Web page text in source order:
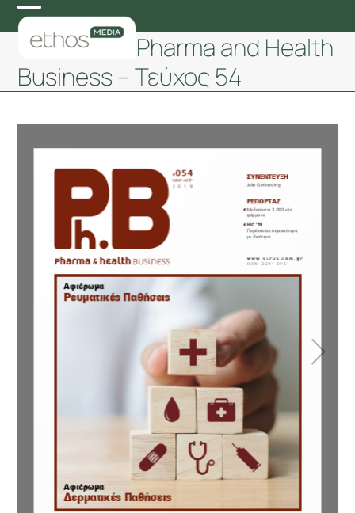
Skip
to
content
Open
mobile
menu
Close
mobile
menu
Pharma and Health
Business – Τεύχος 54